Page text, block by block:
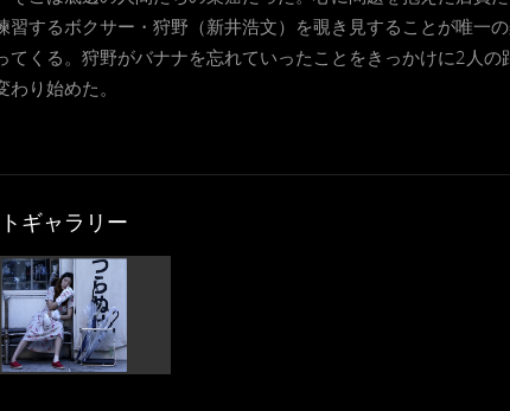
習するボクサー・狩野（新井浩文）を覗き見することが唯一
てくる。狩野がバナナを忘れていったことをきっかけに2人
わり始めた。
ギャラリー